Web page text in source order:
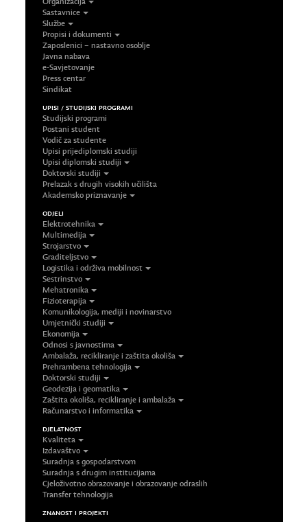
Sastavnice
Službe
Propisi i dokumenti
Zaposlenici – nastavno osoblje
Javna nabava
e-Savjetovanje
Press centar
Sindikat
UPISI / STUDIJSKI PROGRAMI
Studijski programi
Postani student
Vodič za studente
Upisi prijediplomski studiji
Upisi diplomski studiji
Doktorski studiji
Prelazak s drugih visokih učilišta
Akademsko priznavanje
ODJELI
Elektrotehnika
Multimedija
Strojarstvo
Graditeljstvo
Logistika i održiva mobilnost
Sestrinstvo
Mehatronika
Fizioterapija
Komunikologija, mediji i novinarstvo
Umjetnički studiji
Ekonomija
Odnosi s javnostima
Ambalaža, recikliranje i zaštita okoliša
Prehrambena tehnologija
Doktorski studiji
Geodezija i geomatika
Zaštita okoliša, recikliranje i ambalaža
Računarstvo i informatika
DJELATNOST
Kvaliteta
Izdavaštvo
Suradnja s gospodarstvom
Suradnja s drugim institucijama
Cjeloživotno obrazovanje i obrazovanje odraslih
Transfer tehnologija
ZNANOST I PROJEKTI